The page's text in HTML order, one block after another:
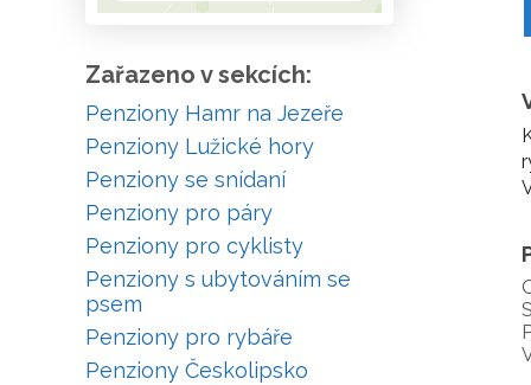
Zařazeno v sekcích:
Penziony Hamr na Jezeře
Penziony Lužické hory
Penziony se snídaní
Penziony pro páry
Penziony pro cyklisty
Penziony s ubytováním se
psem
Penziony pro rybáře
Penziony Českolipsko